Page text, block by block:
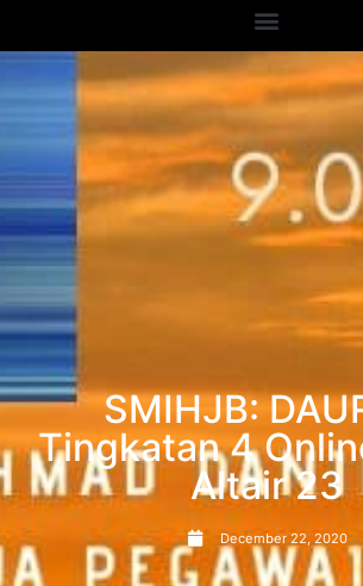
SMIHJB:
Tingkatan 4
Altair 23
December 22, 2020